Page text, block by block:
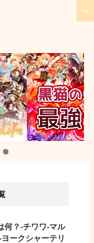
何？-チワワ-マル
ークシャーテリ